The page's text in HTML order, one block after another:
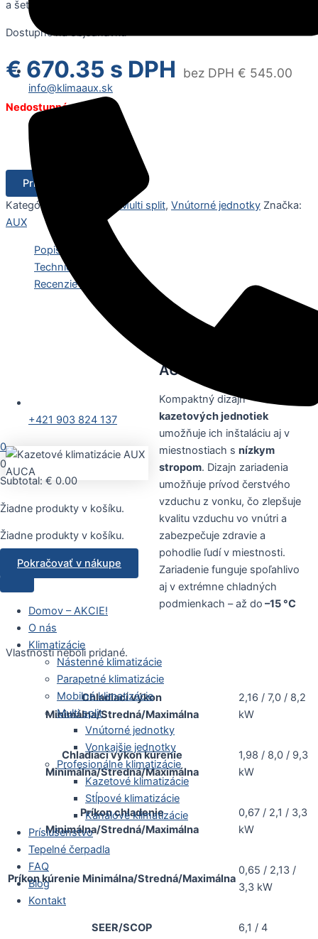
info@klimaaux.sk
+421 903 824 137
0
0
Subtotal: € 0.00
Žiadne produkty v košíku.
Žiadne produkty v košíku.
Pokračovať v nákupe
Domov – AKCIE!
O nás
Klimatizácie
Nástenné klimatizácie
Parapetné klimatizácie
Mobilné klimatizácie
Multi split
Vnútorné jednotky
Vonkajšie jednotky
Profesionálne klimatizácie
Kazetové klimatizácie
Stĺpové klimatizácie
Kanálové klimatizácie
Príslušenstvo
Tepelné čerpadla
FAQ
Blog
Kontakt
a šetrnosť k životnému prostrediu.
Dostupné na objednávku
€ 670.35 s DPH bez DPH € 545.00
Nedostupné
Pridať do košíka
Kategórie:
Multi split, Vnútorné jednotky Značka:
AUX
Popis produktu
Technické parametre
Recenzie (0)
Kazetové
AUCA
Kompaktný dizajn
kazetových jednotiek
umožňuje ich inštaláciu aj v
miestnostiach s nízkym
stropom. Dizajn zariadenia
umožňuje prívod čerstvého
vzduchu z vonku, čo zlepšuje
kvalitu vzduchu vo vnútri a
zabezpečuje zdravie a
pohodlie ľudí v miestnosti.
Zariadenie funguje spoľahlivo
aj v extrémne chladných
podmienkach – až do –15 °C
Vlastnosti neboli pridané.
Chladiaci výkon
Minimálna/Stredná/Maximálna
2,16 / 7,0 / 8,2
kW
Chladiaci výkon kúrenie
Minimálna/Stredná/Maximálna
1,98 / 8,0 / 9,3
kW
Príkon chladenie
Minimálna/Stredná/Maximálna
0,67 / 2,1 / 3,3
kW
Príkon kúrenie Minimálna/Stredná/Maximálna
0,65 / 2,13 /
3,3 kW
SEER/SCOP 6,1 / 4